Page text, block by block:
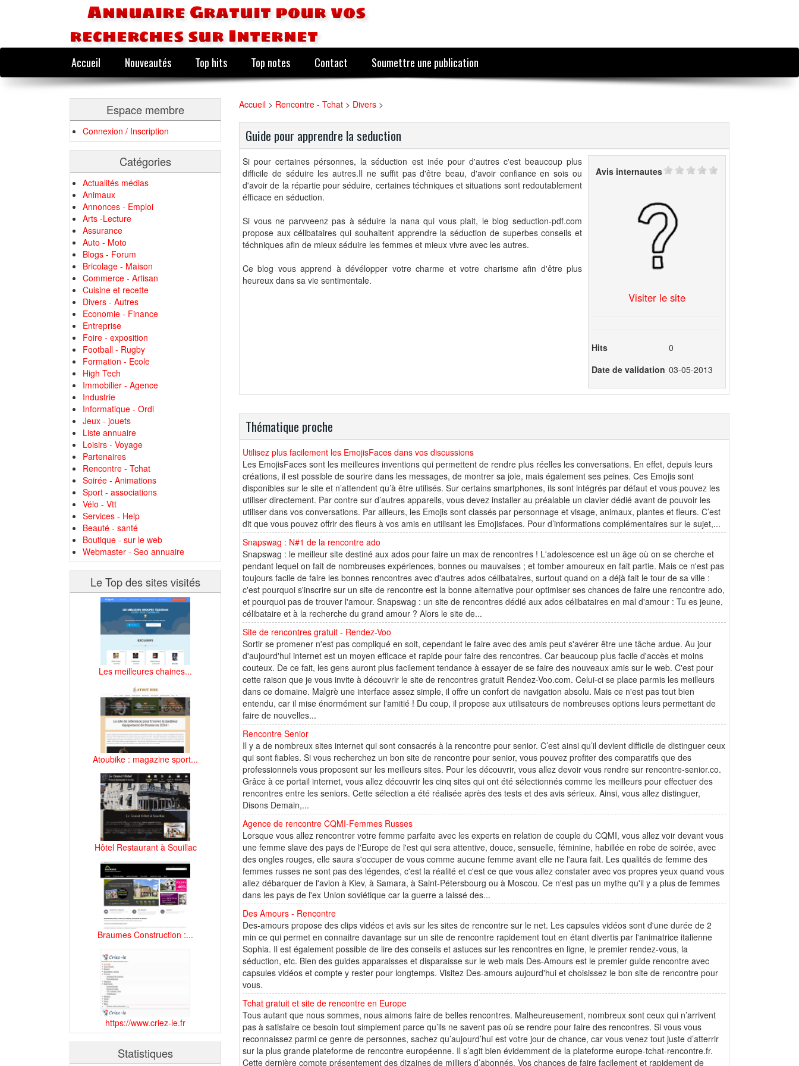
Annuaire Gratuit pour vos
recherches sur Internet
Accueil Nouveautés Top hits Top notes Contact Soumettre une publication
Espace membre
Connexion / Inscription
Catégories
Actualités médias
Animaux
Annonces - Emploi
Arts -Lecture
Assurance
Auto - Moto
Blogs - Forum
Bricolage - Maison
Commerce - Artisan
Cuisine et recette
Divers - Autres
Economie - Finance
Entreprise
Foire - exposition
Football - Rugby
Formation - Ecole
High Tech
Immobilier - Agence
Industrie
Informatique - Ordi
Jeux - jouets
Liste annuaire
Loisirs - Voyage
Partenaires
Rencontre - Tchat
Soirée - Animations
Sport - associations
Vélo - Vtt
Services - Help
Beauté - santé
Boutique - sur le web
Webmaster - Seo annuaire
Le Top des sites visités
Les meilleures chaines...
Atoubike : magazine sport...
Hôtel Restaurant à Souillac
Braumes Construction :...
https://www.criez-le.fr
Statistiques
Accueil > Rencontre - Tchat > Divers >
Guide pour apprendre la seduction
Si pour certaines pérsonnes, la séduction est inée pour d'autres c'est beaucoup plus
difficile de séduire les autres.Il ne suffit pas d'être beau, d'avoir confiance en sois ou
d'avoir de la répartie pour séduire, certaines téchniques et situations sont redoutablement
éfficace en séduction.
Si vous ne parvveenz pas à séduire la nana qui vous plait, le blog seduction-pdf.com
propose aux célibataires qui souhaitent apprendre la séduction de superbes conseils et
téchniques afin de mieux séduire les femmes et mieux vivre avec les autres.
Ce blog vous apprend à dévélopper votre charme et votre charisme afin d'être plus
heureux dans sa vie sentimentale.
Avis internautes
Visiter le site
Hits
0
Date de validation 03-05-2013
Thématique proche
Utilisez plus facilement les EmojisFaces dans vos discussions
Les EmojisFaces sont les meilleures inventions qui permettent de rendre plus réelles les conversations. En effet, depuis leurs
créations, il est possible de sourire dans les messages, de montrer sa joie, mais également ses peines. Ces Emojis sont
disponibles sur le site et n’attendent qu’à être utilisés. Sur certains smartphones, ils sont intégrés par défaut et vous pouvez les
utiliser directement. Par contre sur d’autres appareils, vous devez installer au préalable un clavier dédié avant de pouvoir les
utiliser dans vos conversations. Par ailleurs, les Emojis sont classés par personnage et visage, animaux, plantes et fleurs. C’est
dit que vous pouvez offrir des fleurs à vos amis en utilisant les Emojisfaces. Pour d’informations complémentaires sur le sujet,...
Snapswag : N#1 de la rencontre ado
Snapswag : le meilleur site destiné aux ados pour faire un max de rencontres ! L'adolescence est un âge où on se cherche et
pendant lequel on fait de nombreuses expériences, bonnes ou mauvaises ; et tomber amoureux en fait partie. Mais ce n'est pas
toujours facile de faire les bonnes rencontres avec d'autres ados célibataires, surtout quand on a déjà fait le tour de sa ville :
c'est pourquoi s'inscrire sur un site de rencontre est la bonne alternative pour optimiser ses chances de faire une rencontre ado,
et pourquoi pas de trouver l'amour. Snapswag : un site de rencontres dédié aux ados célibataires en mal d'amour : Tu es jeune,
célibataire et à la recherche du grand amour ? Alors le site de...
Site de rencontres gratuit - Rendez-Voo
Sortir se promener n'est pas compliqué en soit, cependant le faire avec des amis peut s'avérer être une tâche ardue. Au jour
d'aujourd'hui internet est un moyen efficace et rapide pour faire des rencontres. Car beaucoup plus facile d'accès et moins
couteux. De ce fait, les gens auront plus facilement tendance à essayer de se faire des nouveaux amis sur le web. C'est pour
cette raison que je vous invite à découvrir le site de rencontres gratuit Rendez-Voo.com. Celui-ci se place parmis les meilleurs
dans ce domaine. Malgrè une interface assez simple, il offre un confort de navigation absolu. Mais ce n'est pas tout bien
entendu, car il mise énormément sur l'amitié ! Du coup, il propose aux utilisateurs de nombreuses options leurs permettant de
faire de nouvelles...
Rencontre Senior
Il y a de nombreux sites internet qui sont consacrés à la rencontre pour senior. C’est ainsi qu’il devient difficile de distinguer ceux
qui sont fiables. Si vous recherchez un bon site de rencontre pour senior, vous pouvez profiter des comparatifs que des
professionnels vous proposent sur les meilleurs sites. Pour les découvrir, vous allez devoir vous rendre sur rencontre-senior.co.
Grâce à ce portail internet, vous allez découvrir les cinq sites qui ont été sélectionnés comme les meilleurs pour effectuer des
rencontres entre les seniors. Cette sélection a été réalisée après des tests et des avis sérieux. Ainsi, vous allez distinguer,
Disons Demain,...
Agence de rencontre CQMI-Femmes Russes
Lorsque vous allez rencontrer votre femme parfaite avec les experts en relation de couple du CQMI, vous allez voir devant vous
une femme slave des pays de l'Europe de l'est qui sera attentive, douce, sensuelle, féminine, habillée en robe de soirée, avec
des ongles rouges, elle saura s'occuper de vous comme aucune femme avant elle ne l'aura fait. Les qualités de femme des
femmes russes ne sont pas des légendes, c'est la réalité et c'est ce que vous allez constater avec vos propres yeux quand vous
allez débarquer de l'avion à Kiev, à Samara, à Saint-Pétersbourg ou à Moscou. Ce n'est pas un mythe qu'il y a plus de femmes
dans les pays de l'ex Union soviétique car la guerre a laissé des...
Des Amours - Rencontre
Des-amours propose des clips vidéos et avis sur les sites de rencontre sur le net. Les capsules vidéos sont d'une durée de 2
min ce qui permet en connaitre davantage sur un site de rencontre rapidement tout en étant divertis par l'animatrice italienne
Sophia. Il est également possible de lire des conseils et astuces sur les rencontres en ligne, le premier rendez-vous, la
séduction, etc. Bien des guides apparaisses et disparaisse sur le web mais Des-Amours est le premier guide rencontre avec
capsules vidéos et compte y rester pour longtemps. Visitez Des-amours aujourd'hui et choisissez le bon site de rencontre pour
vous.
Tchat gratuit et site de rencontre en Europe
Tous autant que nous sommes, nous aimons faire de belles rencontres. Malheureusement, nombreux sont ceux qui n’arrivent
pas à satisfaire ce besoin tout simplement parce qu’ils ne savent pas où se rendre pour faire des rencontres. Si vous vous
reconnaissez parmi ce genre de personnes, sachez qu’aujourd’hui est votre jour de chance, car vous venez tout juste d’atterrir
sur la plus grande plateforme de rencontre européenne. Il s’agit bien évidemment de la plateforme europe-tchat-rencontre.fr.
Cette dernière compte présentement des dizaines de milliers d’abonnés. Vos chances de faire facilement et rapidement de